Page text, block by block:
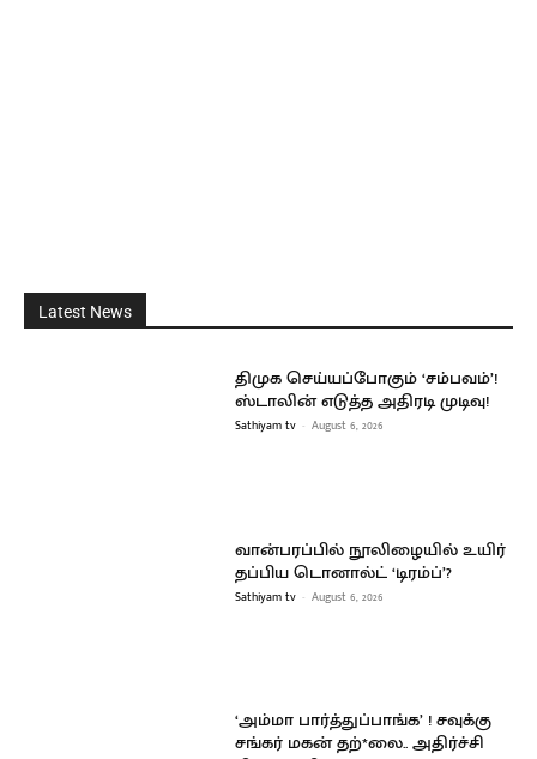
Latest News
திமுக செய்யப்போகும் ‘சம்பவம்’!
ஸ்டாலின் எடுத்த அதிரடி முடிவு!
Sathiyam tv - August 6, 2026
வான்பரப்பில் நூலிழையில் உயிர்
தப்பிய டொனால்ட் ‘டிரம்ப்’?
Sathiyam tv - August 6, 2026
‘அம்மா பார்த்துப்பாங்க’ ! சவுக்கு
சங்கர் மகன் தற்*லை.. அதிர்ச்சி